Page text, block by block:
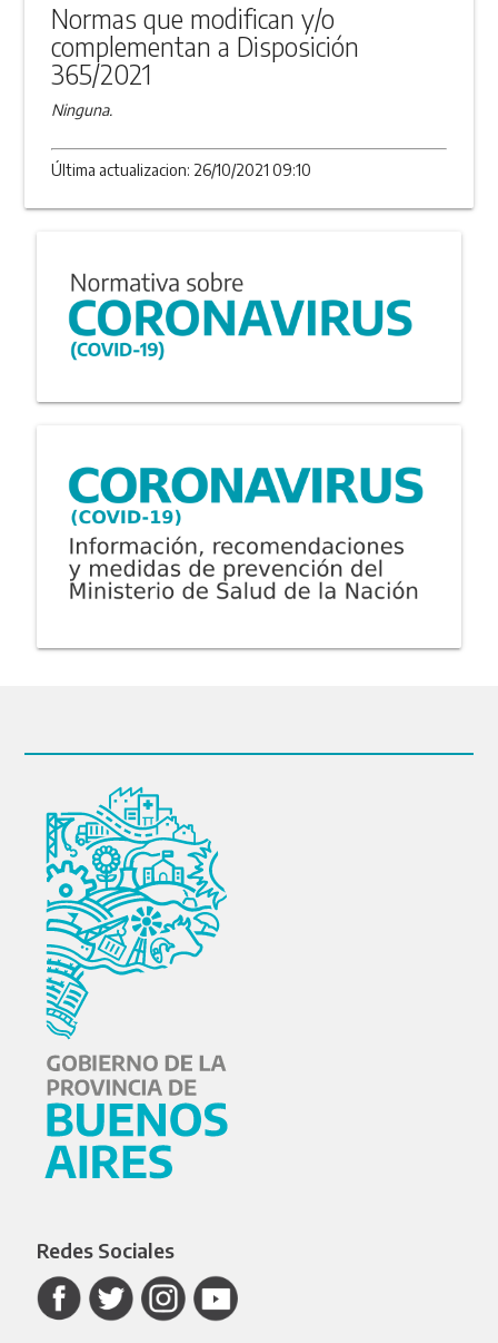
Normas que modifican y/o
complementan a Disposición
365/2021
Ninguna.
Última actualizacion: 26/10/2021 09:10
Redes Sociales